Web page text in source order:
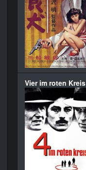
Vier im roten Kreis